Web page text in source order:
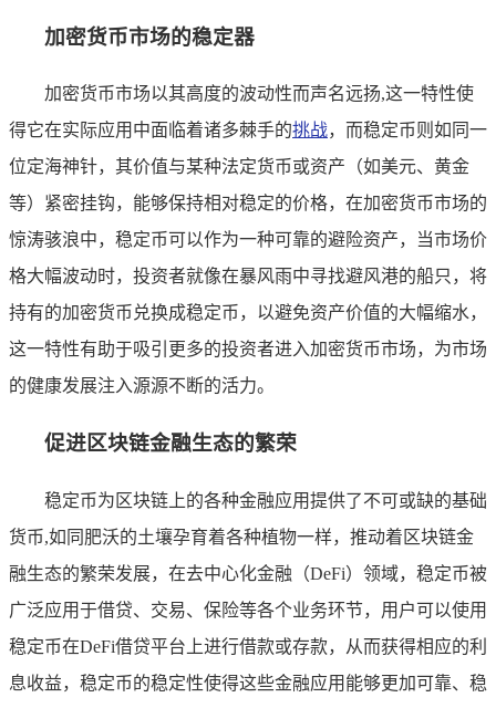
加密货币市场的稳定器
加密货币市场以其高度的波动性而声名远扬,这一特性使
得它在实际应用中面临着诸多棘手的挑战，而稳定币则如同一
位定海神针，其价值与某种法定货币或资产（如美元、黄金
等）紧密挂钩，能够保持相对稳定的价格，在加密货币市场的
惊涛骇浪中，稳定币可以作为一种可靠的避险资产，当市场价
格大幅波动时，投资者就像在暴风雨中寻找避风港的船只，将
持有的加密货币兑换成稳定币，以避免资产价值的大幅缩水，
这一特性有助于吸引更多的投资者进入加密货币市场，为市场
的健康发展注入源源不断的活力。
促进区块链金融生态的繁荣
稳定币为区块链上的各种金融应用提供了不可或缺的基础
货币,如同肥沃的土壤孕育着各种植物一样，推动着区块链金
融生态的繁荣发展，在去中心化金融（DeFi）领域，稳定币被
广泛应用于借贷、交易、保险等各个业务环节，用户可以使用
稳定币在DeFi借贷平台上进行借款或存款，从而获得相应的利
息收益，稳定币的稳定性使得这些金融应用能够更加可靠、稳